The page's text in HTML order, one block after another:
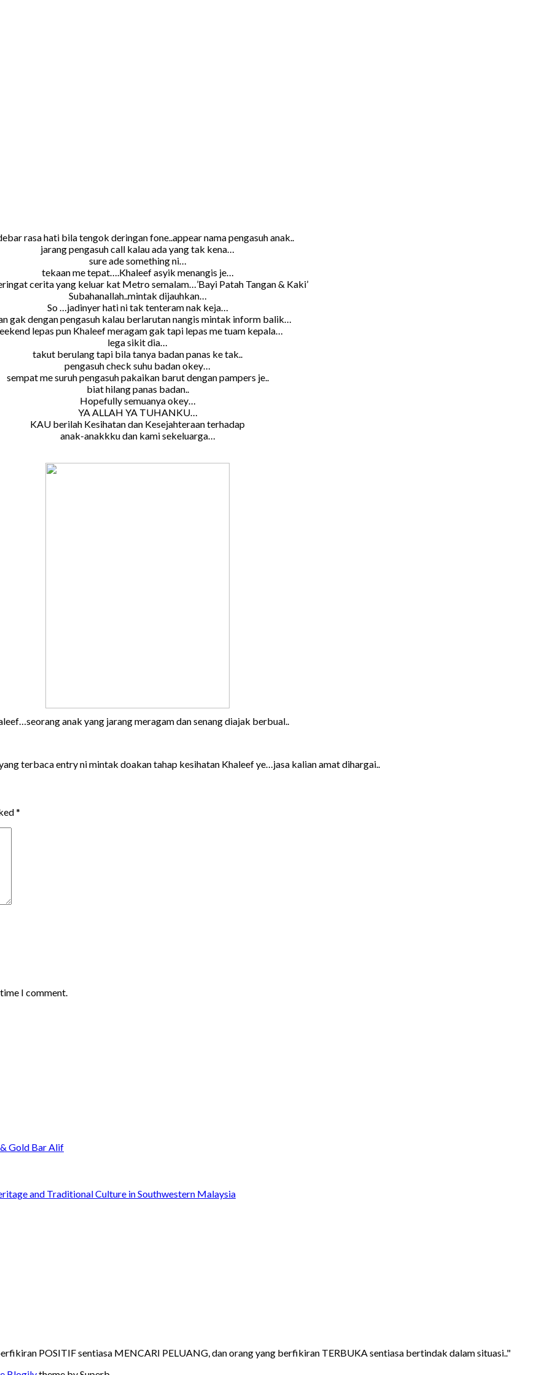
rasa hati bila tengok deringan fone..appear nama pengasuh anak..
jarang pengasuh call kalau ada yang tak kena…
sure ade something ni…
tekaan me tepat….Khaleef asyik menangis je…
cerita yang keluar kat Metro semalam…’Bayi Patah Tangan & Kaki’
Subahanallah..mintak dijauhkan…
So …jadinyer hati ni tak tenteram nak keja…
gak dengan pengasuh kalau berlarutan nangis mintak inform balik…
lepas pun Khaleef meragam gak tapi lepas me tuam kepala…
lega sikit dia…
takut berulang tapi bila tanya badan panas ke tak..
pengasuh check suhu badan okey…
sempat me suruh pengasuh pakaikan barut dengan pampers je..
biat hilang panas badan..
Hopefully semuanya okey…
YA ALLAH YA TUHANKU…
KAU berilah Kesihatan dan Kesejahteraan terhadap
anak-anakkku dan kami sekeluarga…
anak yang jarang meragam dan senang diajak berbual..
terbaca entry ni mintak doakan tahap kesihatan Khaleef ye…jasa kalian amat dihargai..
*
I comment.
Gold Bar Alif
and Traditional Culture in Southwestern Malaysia
POSITIF sentiasa MENCARI PELUANG, dan orang yang berfikiran TERBUKA sentiasa bertindak dalam situasi.."